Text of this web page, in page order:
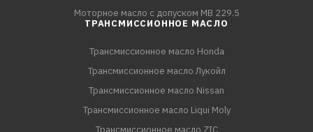
Моторное масло с допуском MB 229.5
ТРАНСМИССИОННОЕ МАСЛО
Трансмиссионное масло Honda
Трансмиссионное масло Лукойл
Трансмиссионное масло Nissan
Трансмиссионное масло Liqui Moly
Трансмиссионное масло ZIC